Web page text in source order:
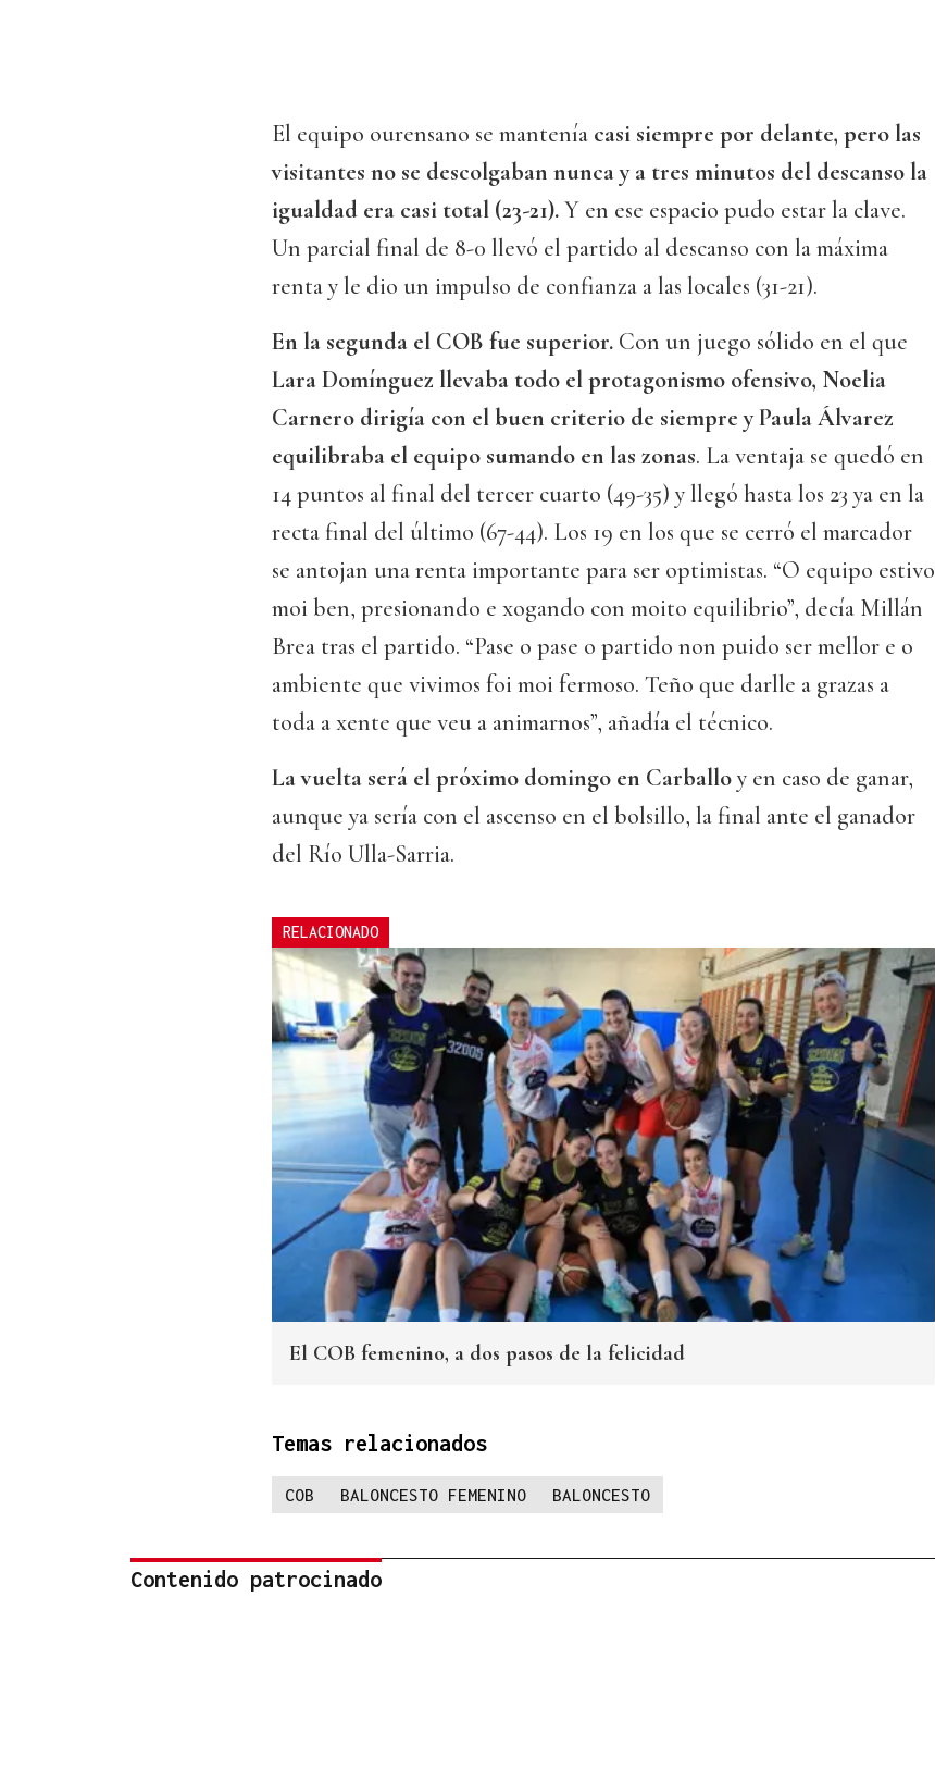
El equipo ourensano se mantenía casi siempre por delante, pero las
visitantes no se descolgaban nunca y a tres minutos del descanso la
igualdad era casi total (23-21).Y en ese espacio pudo estar la clave.
Un parcial final de 8-0 llevó el partido al descanso con la máxima
renta y le dio un impulso de confianza a las locales (31-21).
En la segunda el COB fue superior. Con un juego sólido en el que
Lara Domínguez llevaba todo el protagonismo ofensivo, Noelia
Carnero dirigía con el buen criterio de siempre y Paula Álvarez
equilibraba el equipo sumando en las zonas. La ventaja se quedó en
14 puntos al final del tercer cuarto (49-35) y llegó hasta los 23 ya en la
recta final del último (67-44). Los 19 en los que se cerró el marcador
se antojan una renta importante para ser optimistas. “O equipo estivo
moi ben, presionando e xogando con moito equilibrio”, decía Millán
Brea tras el partido. “Pase o pase o partido non puido ser mellor e o
ambiente que vivimos foi moi fermoso. Teño que darlle a grazas a
toda a xente que veu a animarnos”, añadía el técnico.
La vuelta será el próximo domingo en Carballoy en caso de ganar,
aunque ya sería con el ascenso en el bolsillo, la final ante el ganador
del Río Ulla-Sarria.
RELACIONADO
El COB femenino, a dos pasos de la felicidad
Temas relacionados
COB BALONCESTO FEMENINO BALONCESTO
Contenido patrocinado